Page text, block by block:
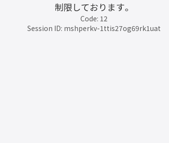
制限しております。
Code: 12
Session ID: mshperkv-1ttis27og69rk1uat